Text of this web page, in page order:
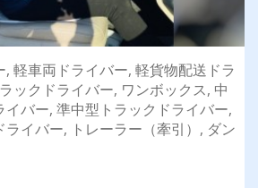
, 軽車両ドライバー, 軽貨物配送ドラ
ックドライバー, ワンボックス, 中
イバー, 準中型トラックドライバー,
ライバー, トレーラー（牽引）, ダン